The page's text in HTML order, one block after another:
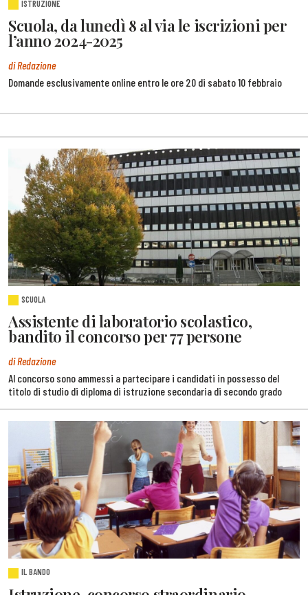
ISTRUZIONE
Scuola, da lunedì 8 al via le iscrizioni per
l’anno 2024-2025
di Redazione
Domande esclusivamente online entro le ore 20 di sabato 10 febbraio
SCUOLA
Assistente di laboratorio scolastico,
bandito il concorso per 77 persone
di Redazione
Al concorso sono ammessi a partecipare i candidati in possesso del
titolo di studio di diploma di istruzione secondaria di secondo grado
IL BANDO